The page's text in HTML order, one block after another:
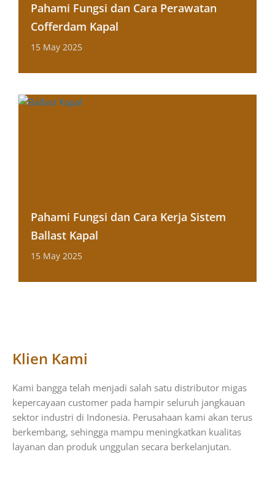
Pahami Fungsi dan Cara Perawatan
Cofferdam Kapal
15 May 2025
Pahami Fungsi dan Cara Kerja Sistem
Ballast Kapal
15 May 2025
Klien Kami
Kami bangga telah menjadi salah satu distributor migas
kepercayaan customer pada hampir seluruh jangkauan
sektor industri di Indonesia. Perusahaan kami akan terus
berkembang, sehingga mampu meningkatkan kualitas
layanan dan produk unggulan secara berkelanjutan.